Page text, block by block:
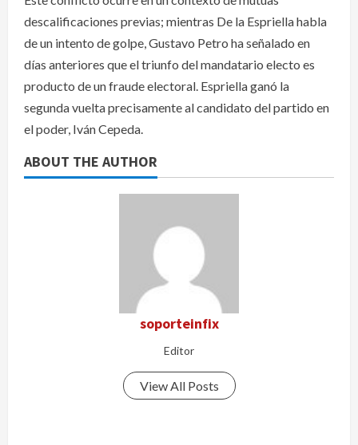
descalificaciones previas; mientras De la Espriella habla
de un intento de golpe, Gustavo Petro ha señalado en
días anteriores que el triunfo del mandatario electo es
producto de un fraude electoral. Espriella ganó la
segunda vuelta precisamente al candidato del partido en
el poder, Iván Cepeda.
ABOUT THE AUTHOR
soporteinfix
Editor
View All Posts